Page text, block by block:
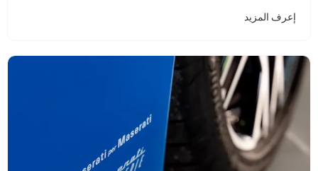
إعرف المزيد